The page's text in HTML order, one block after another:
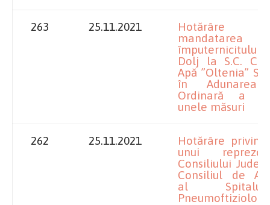
263 25.11.2021
Hotărâre
mandatarea
Dolj la S.C.
Apă ”Oltenia”
în Adunarea
Ordinară a
unele măsuri
262 25.11.2021
Hotărâre
unui
Consiliului
Consiliul de
al